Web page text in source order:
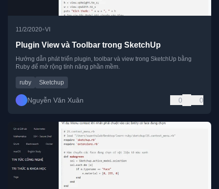
11/2/2020•VI
Plugin View và Toolbar trong SketchUp
Hướng dẫn phát triển plugin, toolbar và view trong SketchUp bằng
Ruby để mở rộng tính năng phần mềm.
ruby Sketchup
Nguyễn Văn Xuân 0 0